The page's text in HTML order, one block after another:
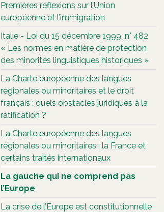
Premières réflexions sur l’Union
européenne et l’immigration
Italie - Loi du 15 décembre 1999, n° 482
« Les normes en matière de protection
des minorités linguistiques historiques »
La Charte européenne des langues
régionales ou minoritaires et le droit
français : quels obstacles juridiques à la
ratification ?
La Charte européenne des langues
régionales ou minoritaires : la France et
certains traités internationaux
La gauche qui ne comprend pas
l’Europe
La crise de l’Europe est constitutionnelle